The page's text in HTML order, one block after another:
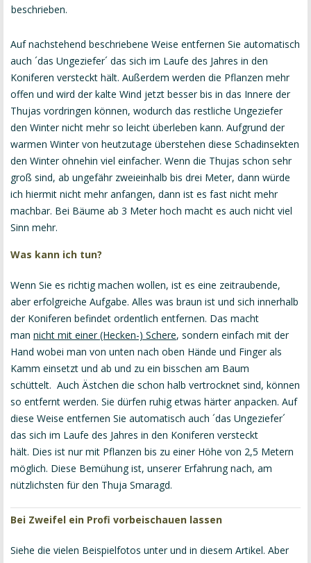
beschrieben.
Auf nachstehend beschriebene Weise entfernen Sie automatisch
auch ´das Ungeziefer´ das sich im Laufe des Jahres in den
Koniferen versteckt hält. Außerdem werden die Pflanzen mehr
offen und wird der kalte Wind jetzt besser bis in das Innere der
Thujas vordringen können, wodurch das restliche Ungeziefer
den Winter nicht mehr so leicht überleben kann. Aufgrund der
warmen Winter von heutzutage überstehen diese Schadinsekten
den Winter ohnehin viel einfacher. Wenn die Thujas schon sehr
groß sind, ab ungefähr zweieinhalb bis drei Meter, dann würde
ich hiermit nicht mehr anfangen, dann ist es fast nicht mehr
machbar. Bei Bäume ab 3 Meter hoch macht es auch nicht viel
Sinn mehr.
Was kann ich tun?
Wenn Sie es richtig machen wollen, ist es eine zeitraubende,
aber erfolgreiche Aufgabe. Alles was braun ist und sich innerhalb
der Koniferen befindet ordentlich entfernen. Das macht
man nicht mit einer (Hecken-) Schere, sondern einfach mit der
Hand wobei man von unten nach oben Hände und Finger als
Kamm einsetzt und ab und zu ein bisschen am Baum
schüttelt. Auch Ästchen die schon halb vertrocknet sind, können
so entfernt werden. Sie dürfen ruhig etwas härter anpacken. Auf
diese Weise entfernen Sie automatisch auch ´das Ungeziefer´
das sich im Laufe des Jahres in den Koniferen versteckt
hält. Dies ist nur mit Pflanzen bis zu einer Höhe von 2,5 Metern
möglich. Diese Bemühung ist, unserer Erfahrung nach, am
nützlichsten für den Thuja Smaragd.
Bei Zweifel ein Profi vorbeischauen lassen
Siehe die vielen Beispielfotos unter und in diesem Artikel. Aber